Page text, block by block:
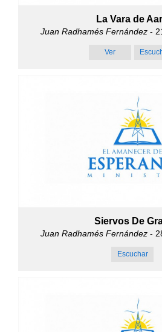
La Vara de
Juan Radhamés Fernández-
Ver
Siervos De
Juan Radhamés Fernández-
Escuchar